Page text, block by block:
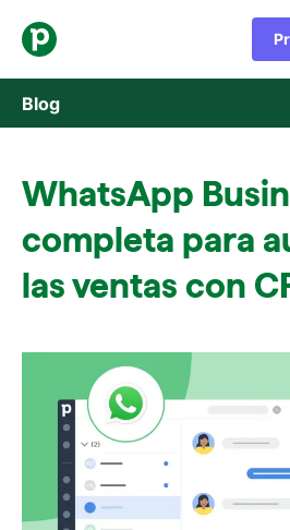
Blog
Actualizaciones de Producto
WhatsApp
completa para
las ventas con